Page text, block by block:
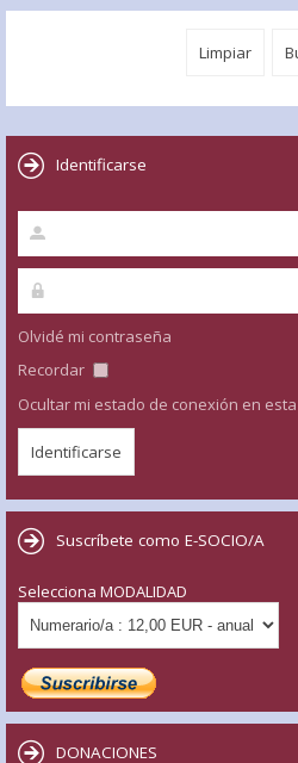
Identificarse
Olvidé mi contraseña
Recordar
Ocultar mi estado de conexión en
Suscríbete como E-SOCIO/A
Selecciona MODALIDAD
DONACIONES